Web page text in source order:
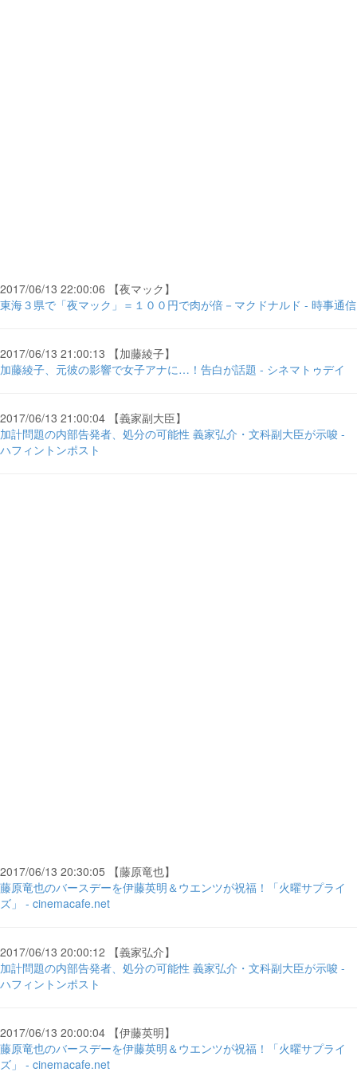
2017/06/13 22:00:06 【夜マック】
東海３県で「夜マック」＝１００円で肉が倍－マクドナルド - 時事通信
2017/06/13 21:00:13 【加藤綾子】
加藤綾子、元彼の影響で女子アナに…！告白が話題 - シネマトゥデイ
2017/06/13 21:00:04 【義家副大臣】
加計問題の内部告発者、処分の可能性 義家弘介・文科副大臣が示唆 -
ハフィントンポスト
2017/06/13 20:30:05 【藤原竜也】
藤原竜也のバースデーを伊藤英明＆ウエンツが祝福！「火曜サプライ
ズ」 - cinemacafe.net
2017/06/13 20:00:12 【義家弘介】
加計問題の内部告発者、処分の可能性 義家弘介・文科副大臣が示唆 -
ハフィントンポスト
2017/06/13 20:00:04 【伊藤英明】
藤原竜也のバースデーを伊藤英明＆ウエンツが祝福！「火曜サプライ
ズ」 - cinemacafe.net